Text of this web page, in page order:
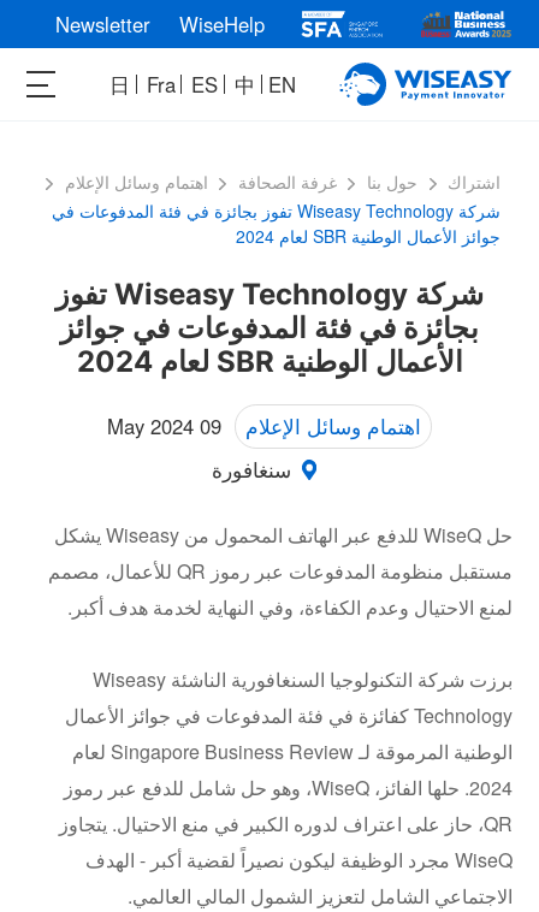
WiseHelp
Newsletter
EN
中
ES
Fra
日
اشتراك حول بنا غرفة الصحافة
اهتمام وسائل الإعلام
شركة Wiseasy Technology تفوز بجائزة في فئة المدفوعات في
جوائز الأعمال الوطنية SBR لعام 2024
شركة Wiseasy Technology تفوز
بجائزة في فئة المدفوعات في جوائز
الأعمال الوطنية SBR لعام 2024
اهتمام وسائل الإعلام
09 May 2024
سنغافورة
حل WiseQ للدفع عبر الهاتف المحمول من Wiseasy يشكل
مستقبل منظومة المدفوعات عبر رموز QR للأعمال، مصمم
لمنع الاحتيال وعدم الكفاءة، وفي النهاية لخدمة هدف أكبر.
برزت شركة التكنولوجيا السنغافورية الناشئة Wiseasy
Technology كفائزة في فئة المدفوعات في جوائز الأعمال
الوطنية المرموقة لـ Singapore Business Review لعام
2024. حلها الفائز، WiseQ، وهو حل شامل للدفع عبر رموز
QR، حاز على اعتراف لدوره الكبير في منع الاحتيال. يتجاوز
WiseQ مجرد الوظيفة ليكون نصيراً لقضية أكبر - الهدف
الاجتماعي الشامل لتعزيز الشمول المالي العالمي.